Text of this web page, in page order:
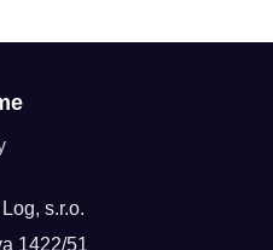
s.r.o.
1422/51